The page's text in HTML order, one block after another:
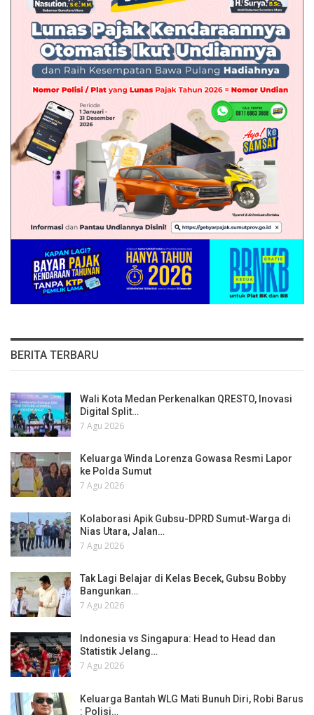
BERITA TERBARU
Wali Kota Medan Perkenalkan QRESTO, Inovasi
Digital Split…
7 Agu 2026
Keluarga Winda Lorenza Gowasa Resmi Lapor
ke Polda Sumut
7 Agu 2026
Kolaborasi Apik Gubsu-DPRD Sumut-Warga di
Nias Utara, Jalan…
7 Agu 2026
Tak Lagi Belajar di Kelas Becek, Gubsu Bobby
Bangunkan…
7 Agu 2026
Indonesia vs Singapura: Head to Head dan
Statistik Jelang…
7 Agu 2026
Keluarga Bantah WLG Mati Bunuh Diri, Robi Barus
: Polisi…